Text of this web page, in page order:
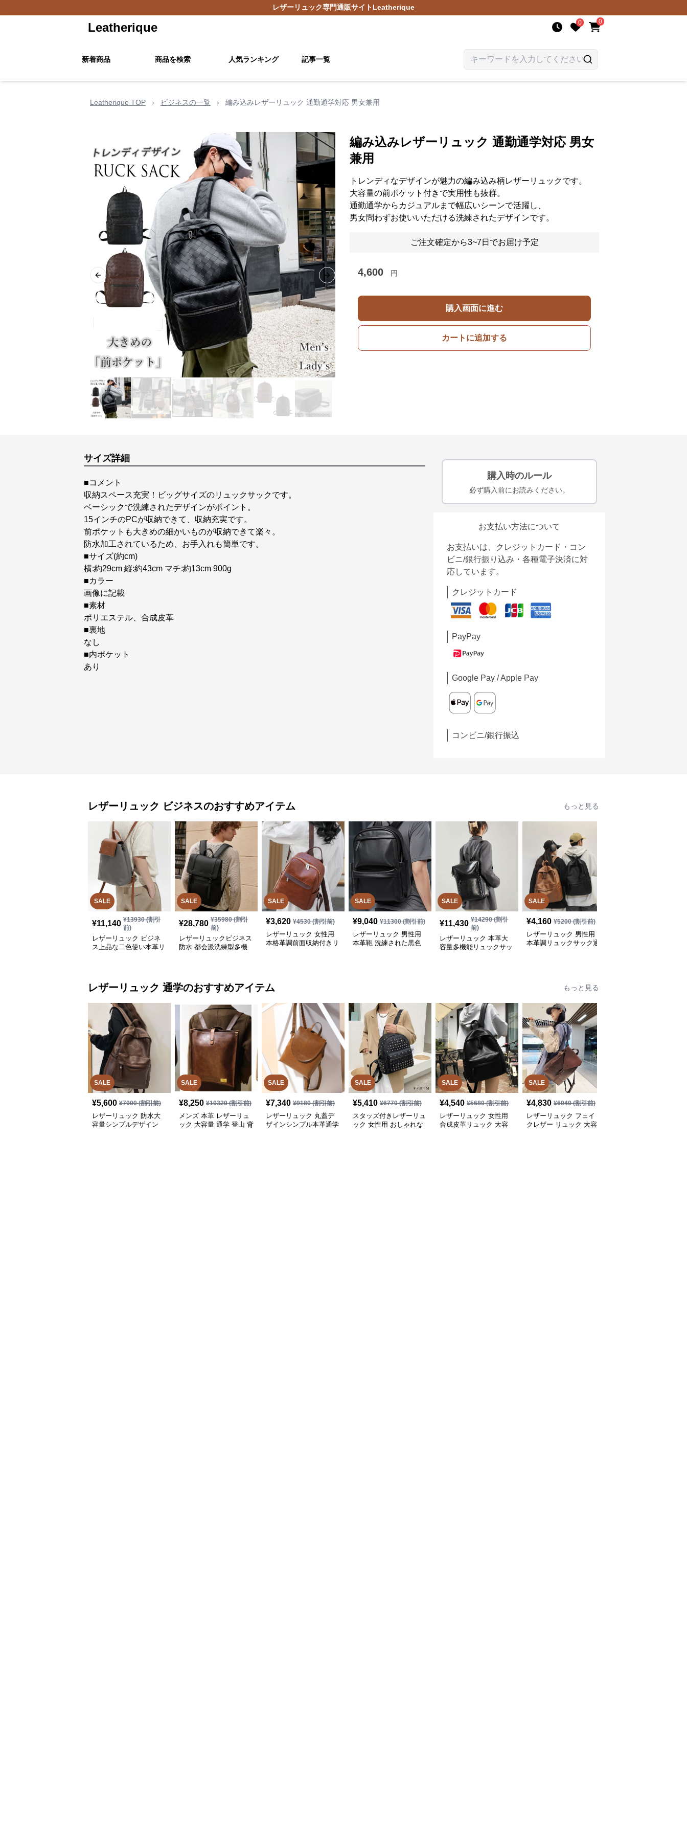
レザーリュック専門通販サイトLeatherique
Leatherique 0 0
新着商品 商品を検索 人気ランキング 記事一覧
Leatherique TOP › ビジネスの一覧 › 編み込みレザーリュック 通勤通学対応 男女兼用
Previous slide Next slide
編み込みレザーリュック 通勤通学対応 男女
兼用
トレンディなデザインが魅力の編み込み柄レザーリュックです。
大容量の前ポケット付きで実用性も抜群。
通勤通学からカジュアルまで幅広いシーンで活躍し、
男女問わずお使いいただける洗練されたデザインです。
ご注文確定から3~7日でお届け予定
4,600 円
購入画面に進む
カートに追加する
サイズ詳細
■コメント
収納スペース充実！ビッグサイズのリュックサックです。
ベーシックで洗練されたデザインがポイント。
15インチのPCが収納できて、収納充実です。
前ポケットも大きめの細かいものが収納できて楽々。
防水加工されているため、お手入れも簡単です。
■サイズ(約cm)
横:約29cm 縦:約43cm マチ:約13cm 900g
■カラー
画像に記載
■素材
ポリエステル、合成皮革
■裏地
なし
■内ポケット
あり
購入時のルール
必ず購入前にお読みください。
お支払い方法について
お支払いは、クレジットカード・コン
ビニ/銀行振り込み・各種電子決済に対
応しています。
クレジットカード
PayPay
Google Pay / Apple Pay
コンビニ/銀行振込
レザーリュック ビジネスのおすすめアイテム もっと見る
SALE
¥11,140 ¥13930(割引
前)
レザーリュック ビジネ
ス上品な二色使い本革リ
SALE
¥28,780 ¥35980(割引
前)
レザーリュックビジネス
防水 都会派洗練型多機
SALE
¥3,620 ¥4530(割引前)
レザーリュック 女性用
本格革調前面収納付きリ
SALE
¥9,040 ¥11300(割引前)
レザーリュック 男性用
本革鞄 洗練された黒色
SALE
¥11,430 ¥14290(割引
前)
レザーリュック 本革大
容量多機能リュックサッ
SALE
¥4,160 ¥5200(割引前)
レザーリュック 男性用
本革調リュックサック通
レザーリュック 通学のおすすめアイテム もっと見る
SALE
¥5,600 ¥7000(割引前)
レザーリュック 防水大
容量シンプルデザイン
SALE
¥8,250 ¥10320(割引前)
メンズ 本革 レザーリュ
ック 大容量 通学 登山 背
SALE
¥7,340 ¥9180(割引前)
レザーリュック 丸蓋デ
ザインシンプル本革通学
SALE
¥5,410 ¥6770(割引前)
スタッズ付きレザーリュ
ック 女性用 おしゃれな
SALE
¥4,540 ¥5680(割引前)
レザーリュック 女性用
合成皮革リュック 大容
SALE
¥4,830 ¥6040(割引前)
レザーリュック フェイ
クレザー リュック 大容